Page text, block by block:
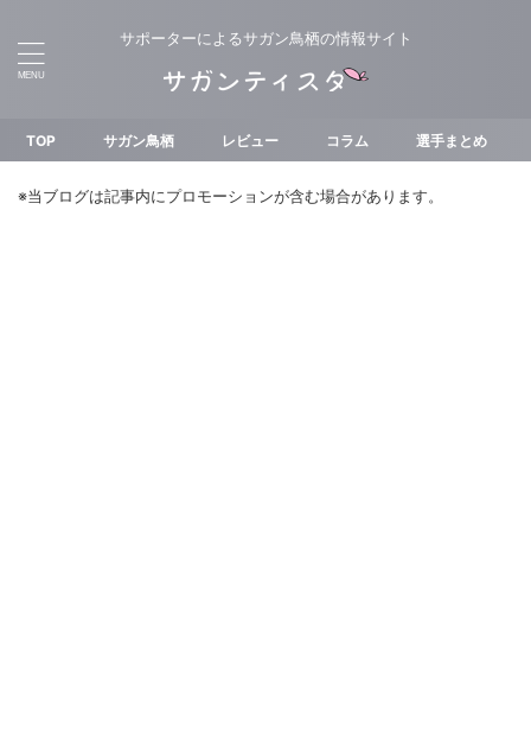
サポーターによるサガン鳥栖の情報サイト
TOP サガン鳥栖 レビュー コラム 選手まとめ
※当ブログは記事内にプロモーションが含む場合があります。